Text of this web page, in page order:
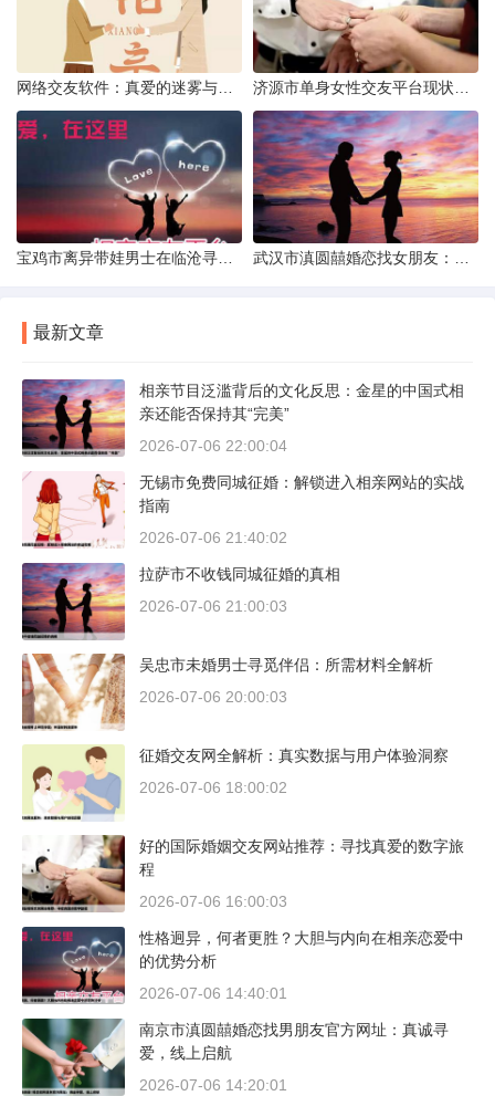
最新文章
相亲节目泛滥背后的文化反思：金星的中国式相
亲还能否保持其“完美”
2026-07-06 22:00:04
无锡市免费同城征婚：解锁进入相亲网站的实战
指南
2026-07-06 21:40:02
拉萨市不收钱同城征婚的真相
2026-07-06 21:00:03
吴忠市未婚男士寻觅伴侣：所需材料全解析
2026-07-06 20:00:03
征婚交友网全解析：真实数据与用户体验洞察
2026-07-06 18:00:02
好的国际婚姻交友网站推荐：寻找真爱的数字旅
程
2026-07-06 16:00:03
性格迥异，何者更胜？大胆与内向在相亲恋爱中
的优势分析
2026-07-06 14:40:01
南京市滇圆囍婚恋找男朋友官方网址：真诚寻
爱，线上启航
2026-07-06 14:20:01